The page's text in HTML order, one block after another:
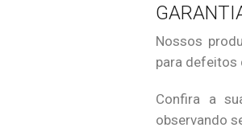
Nossos
para defeitos
Confira a
observando